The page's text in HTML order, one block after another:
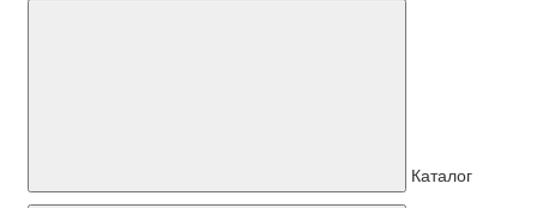
Каталог